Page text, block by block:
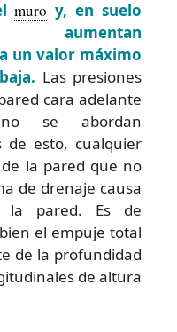
muro y, en suelo
un valor máximo
Las presiones
cara adelante
se abordan
de esto, cualquier
la pared que no
de drenaje causa
la pared. Es de
el empuje total
de la profundidad
de altura